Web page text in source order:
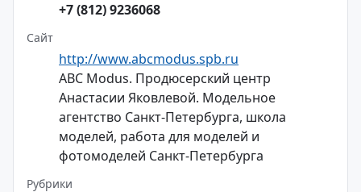
+7 (812) 9236068
Сайт
http://www.abcmodus.spb.ru
ABC Modus. Продюсерский центр
Анастасии Яковлевой. Модельное
агентство Санкт-Петербурга, школа
моделей, работа для моделей и
фотомоделей Санкт-Петербурга
Рубрики